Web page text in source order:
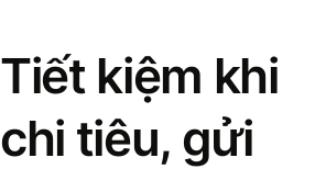
Tiết kiệm khi
chi tiêu, gửi